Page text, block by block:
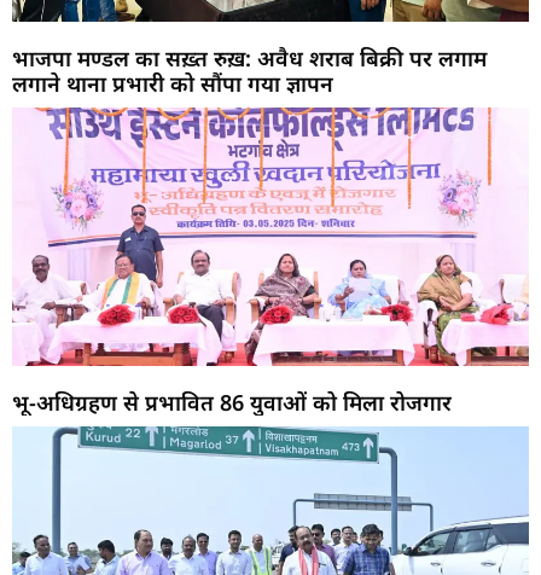
भाजपा मण्डल का सख़्त रुख़: अवैध शराब बिक्री पर लगाम
लगाने थाना प्रभारी को सौंपा गया ज्ञापन
भू-अधिग्रहण से प्रभावित 86 युवाओं को मिला रोजगार